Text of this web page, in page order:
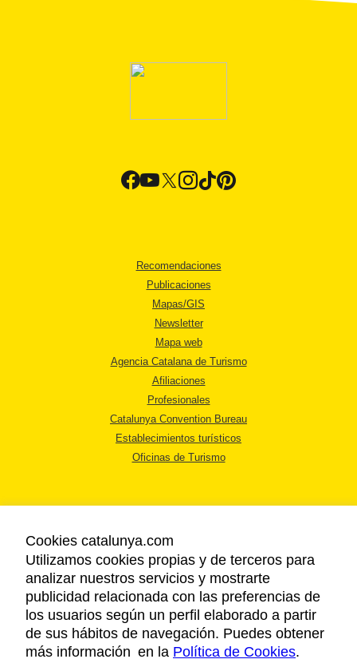
Recomendaciones
Publicaciones
Mapas/GIS
Newsletter
Mapa web
Agencia Catalana de Turismo
Afiliaciones
Profesionales
Catalunya Convention Bureau
Establecimientos turísticos
Oficinas de Turismo
AVISO LEGAL
POLÍTICA DE PRIVACIDAD
COOKIES
ACCESSIBILIDAD
Cookies catalunya.com
Utilizamos cookies propias y de terceros para
analizar nuestros servicios y mostrarte
publicidad relacionada con las preferencias de
los usuarios según un perfil elaborado a partir
de sus hábitos de navegación. Puedes obtener
más información en la Política de Cookies.